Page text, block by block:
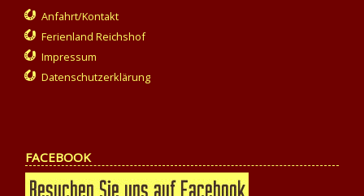
Anfahrt/Kontakt
Ferienland Reichshof
Impressum
Datenschutzerklärung
FACEBOOK